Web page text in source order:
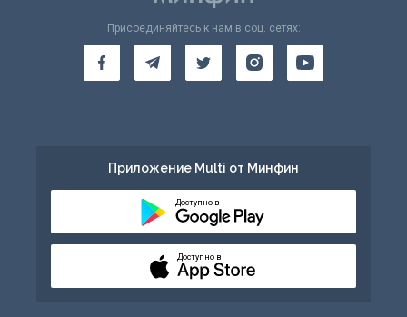
Присоединяйтесь к нам в соц. сетях:
Приложение Multi от Минфин
Доступно в
Доступно в